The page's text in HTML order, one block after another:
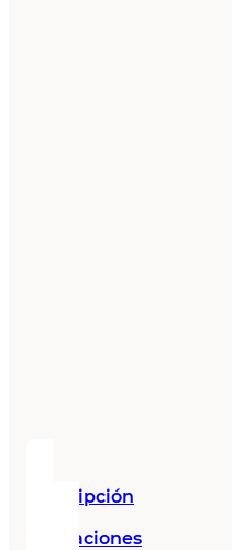
Descripción
Valoraciones